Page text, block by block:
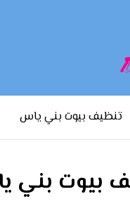
تنظيف بيوت بني ياس
بيوت بني